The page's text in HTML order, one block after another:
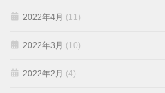
2022年4月 (11)
2022年3月 (10)
2022年2月 (4)